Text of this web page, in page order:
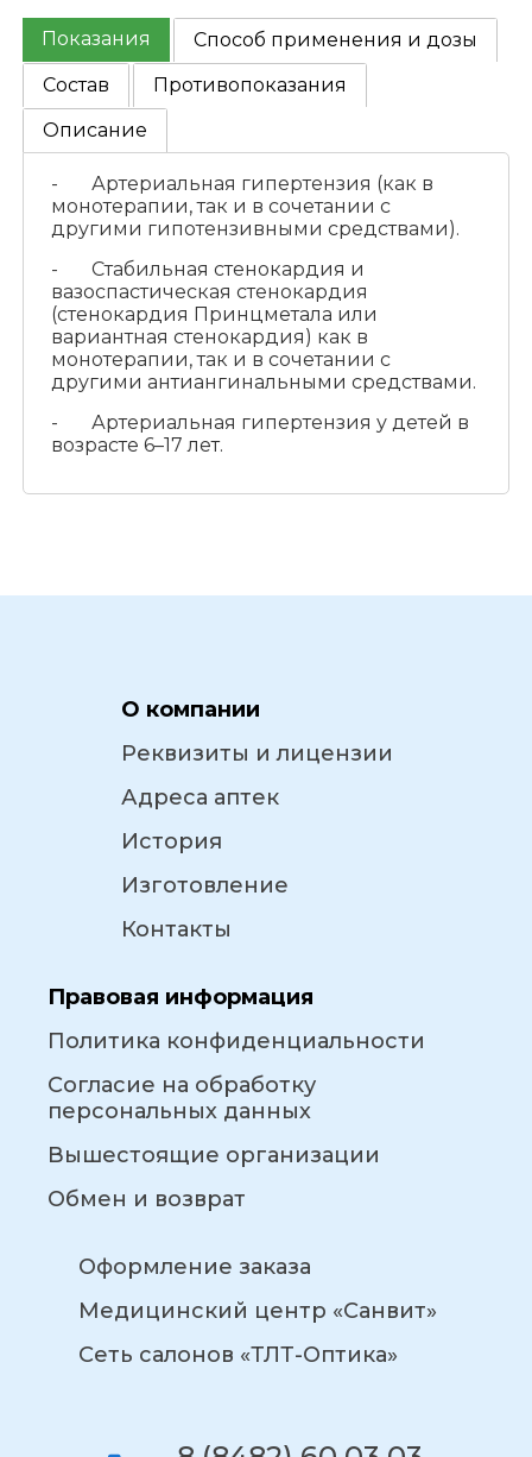
Показания
Способ применения и дозы
Состав
Противопоказания
Описание
- Артериальная гипертензия (как в
монотерапии, так и в сочетании с
другими гипотензивными средствами).
- Стабильная стенокардия и
вазоспастическая стенокардия
(стенокардия Принцметала или
вариантная стенокардия) как в
монотерапии, так и в сочетании с
другими антиангинальными средствами.
- Артериальная гипертензия у детей в
возрасте 6–17 лет.
О компании
Реквизиты и лицензии
Адреса аптек
История
Изготовление
Контакты
Правовая информация
Политика конфиденциальности
Согласие на обработку
персональных данных
Вышестоящие организации
Обмен и возврат
Оформление заказа
Медицинский центр «Санвит»
Сеть салонов «ТЛТ-Оптика»